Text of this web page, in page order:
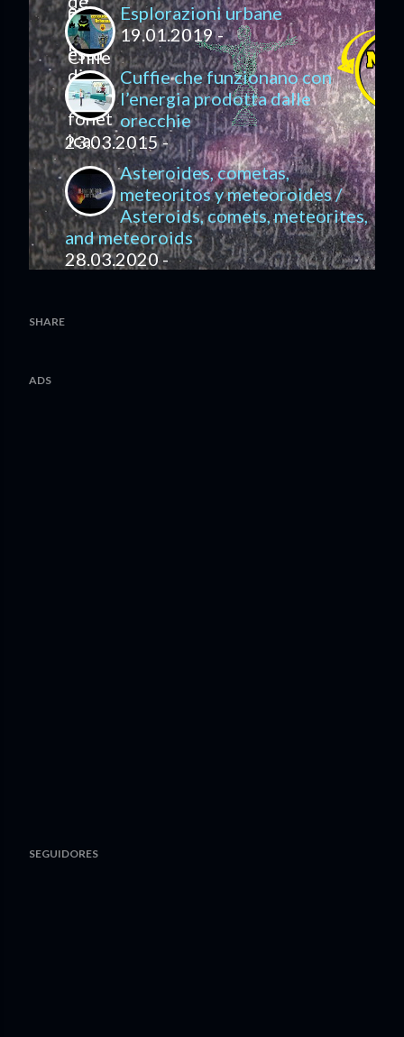
Esplorazioni urbane
19.01.2019 -
Cuffie che funzionano con
l’energia prodotta dalle
orecchie
23.03.2015 -
Asteroides, cometas,
meteoritos y meteoroides /
Asteroids, comets, meteorites,
and meteoroids
28.03.2020 -
SHARE
ADS
SEGUIDORES